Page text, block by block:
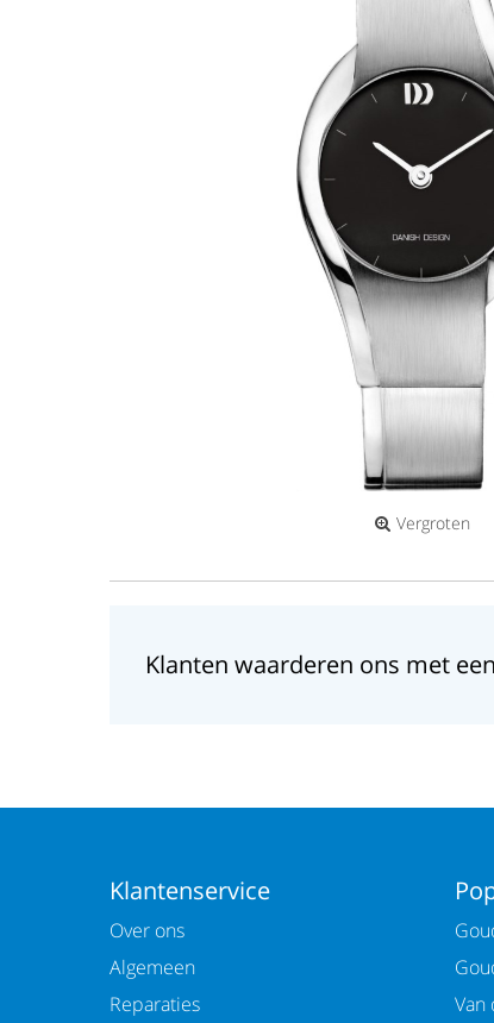
Vergroten
Klanten waarderen ons met een
Klantenservice
Over ons
Algemeen
Reparaties
Van